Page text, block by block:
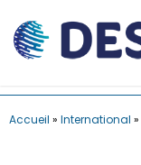
Accueil » International »